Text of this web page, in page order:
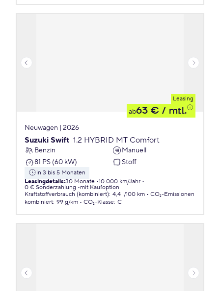
Leasing
ab63 € / mtl.
Neuwagen | 2026
Suzuki Swift 1.2 HYBRID MT Comfort
Benzin
Manuell
81 PS (60 kW)
Stoff
in 3 bis 5 Monaten
Leasingdetails:30 Monate 10.000 km/Jahr
0 € Sonderzahlung
mit Kaufoption
Kraftstoffverbrauch (kombiniert): 4,4 l/100 km
CO₂-Emissionen
kombiniert: 99 g/km CO₂-Klasse: C